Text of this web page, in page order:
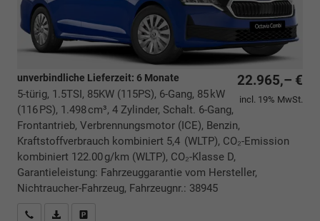
22.965,– €
incl. 19% MwSt.
unverbindliche Lieferzeit: 6 Monate
5-türig, 1.5TSI, 85KW (115PS), 6-Gang, 85 kW
(116 PS), 1.498 cm³, 4 Zylinder, Schalt. 6-Gang,
Frontantrieb, Verbrennungsmotor (ICE), Benzin,
Kraftstoffverbrauch kombiniert 5,4 (WLTP), CO₂-Emission
kombiniert 122.00 g/km (WLTP), CO₂-Klasse D,
Garantieleistung: Fahrzeuggarantie vom Hersteller,
Nichtraucher-Fahrzeug, Fahrzeugnr.: 38945
Rückrufbitte absenden
PDF-Datei, Fahrzeugexposé drucken